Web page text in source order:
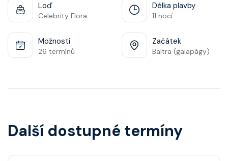
Loď
Celebrity Flora
Délka plavby
11 nocí
Možnosti
26 termínů
Začátek
Baltra (galapágy)
Další dostupné termíny